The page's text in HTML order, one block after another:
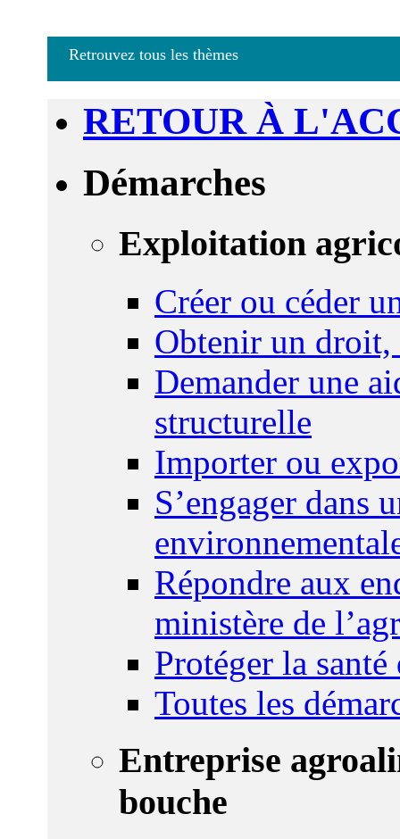
Retrouvez tous les thèmes
RETOUR À
Démarches
Exploitation
Créer ou céder
Obtenir un droit,
Demander une
structurelle
Importer ou
S’engager dans
Répondre aux
ministère de
Protéger la
Toutes les
Entreprise
bouche